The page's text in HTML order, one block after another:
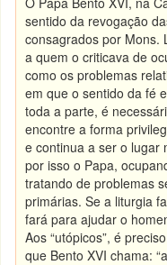
sentido da revogação
consagrados por Mons.
a quem o criticava de
como os problemas
em que o sentido da fé
toda a parte, é
encontre a forma
e continua a ser o lugar
por isso o Papa,
tratando de problemas
primárias. Se a liturgia
fará para ajudar o
Aos “utópicos”, é
que Bento XVI chama: